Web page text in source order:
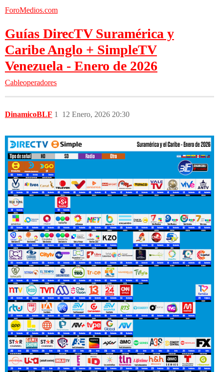
ForoMedios.com
Guías DirecTV Suramérica y
Caribe Anglo + SimpleTV
Venezuela - Enero de 2026
Cableoperadores
DinamicoBLF 12 Enero, 2026 20:30
1